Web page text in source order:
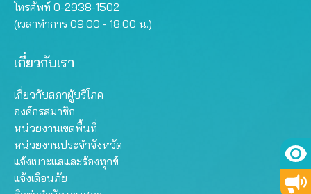
โทรศัพท์ 0-2938-1502
(เวลาทำการ 09.00 - 18.00 น.)
เกี่ยวกับเรา
เกี่ยวกับสภาผู้บริโภค
องค์กรสมาชิก
หน่วยงานเขตพื้นที่
หน่วยงานประจำจังหวัด
แจ้งเบาะแสและร้องทุกข์
แจ้งเตือนภัย